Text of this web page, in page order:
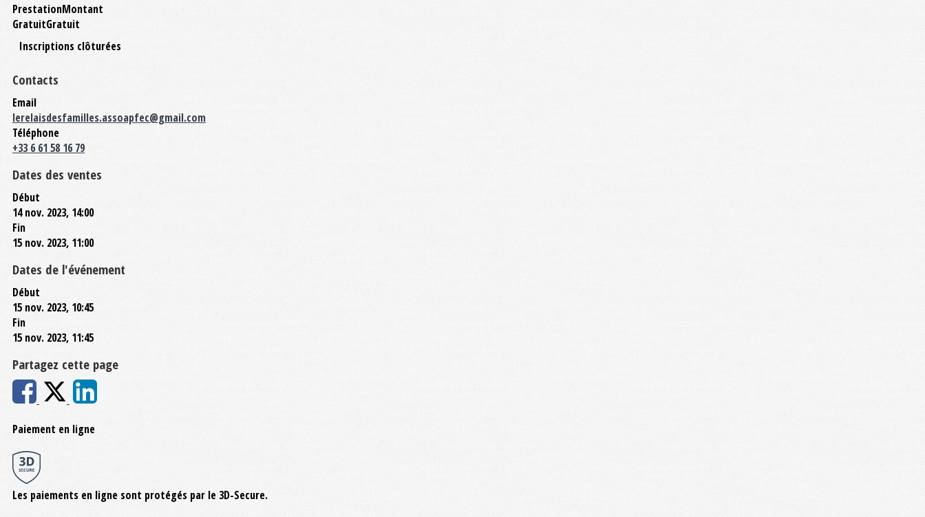
PrestationMontant
GratuitGratuit
Inscriptions clôturées
Contacts
Email
lerelaisdesfamilles.assoapfec@gmail.com
Téléphone
+33 6 61 58 16 79
Dates des ventes
Début
14 nov. 2023, 14:00
Fin
15 nov. 2023, 11:00
Dates de l'événement
Début
15 nov. 2023, 10:45
Fin
15 nov. 2023, 11:45
Partagez cette page
Paiement en ligne
Les paiements en ligne sont protégés par le 3D-Secure.